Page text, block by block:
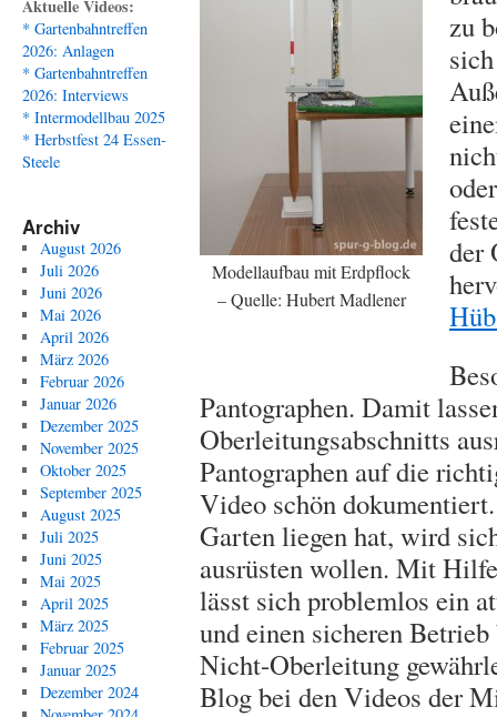
Modellaufbau mit Erdpflock
– Quelle: Hubert Madlener
zu
der
Pantographen. Damit
Oberleitungsabschnitts
Pantographen auf die
Video schön
Garten liegen hat, wird
ausrüsten wollen. Mit
lässt sich problemlos ein
und einen sicheren
Nicht-Oberleitung
Blog bei den Videos der
Aktuelle Videos:
* Gartenbahntreffen
2026: Anlagen
* Gartenbahntreffen
2026: Interviews
* Intermodellbau 2025
* Herbstfest 24 Essen-
Steele
Archiv
August 2026
Juli 2026
Juni 2026
Mai 2026
April 2026
März 2026
Februar 2026
Januar 2026
Dezember 2025
November 2025
Oktober 2025
September 2025
August 2025
Juli 2025
Juni 2025
Mai 2025
April 2025
März 2025
Februar 2025
Januar 2025
Dezember 2024